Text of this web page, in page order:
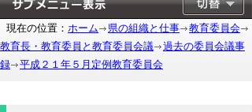
現在の位置： ホーム 県の組織と仕事
教育委員会
教育長・教育委員と教育委員会議
過去の委員会議事
録
平成２１年５月定例教育委員会